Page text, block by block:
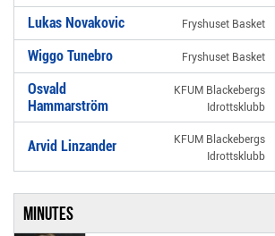
Lukas Novakovic Fryshuset Basket
Wiggo Tunebro Fryshuset Basket
Osvald
Hammarström
KFUM Blackebergs
Idrottsklubb
Arvid Linzander
KFUM Blackebergs
Idrottsklubb
Minutes